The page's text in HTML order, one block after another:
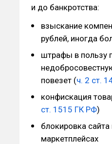
и до банкротства:
взыскание
рублей, иногда
штрафы в пользу
повезет (ч. 2 ст.
конфискация
ст. 1515 ГК РФ)
блокировка сайта
маркетплейсах